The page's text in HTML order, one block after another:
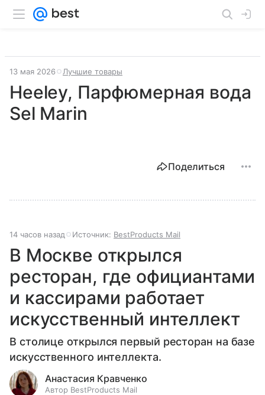
13 мая 2026 Лучшие товары
Heeley, Парфюмерная вода
Sel Marin
Поделиться
14 часов назад Источник: BestProducts Mail
В Москве открылся
ресторан, где официантами
и кассирами работает
искусственный интеллект
В столице открылся первый ресторан на базе
искусственного интеллекта.
Анастасия Кравченко
Автор BestProducts Mail